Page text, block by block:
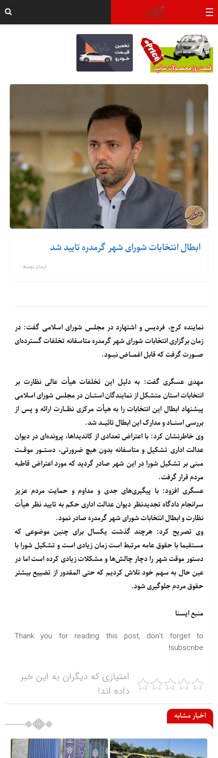
ابطال انتخابات شورای شهر گرمدره تایید شد
ارسال توسط :
نماینده کرج، فردیس و اشتهارد در مجلس شورای اسلامی گفت: در
زمان برگزاری انتخابات شورای شهر گرمدره متاسفانه تخلفات گسترده‌ای
صـورت گرفت که قابل اغمـاض نبـود.
مهدی عسگری گفت: به دلیل این تخلفات هیأت عالی نظارت بر
انتخابات استان متشکل از نمایندگان استـان در مجلس شورای اسلامی
پیشنهاد ابطال این انتخابات را به هیأت مرکزی نظـارت ارائه‌ و پس از
بررسی اسنـاد و مدارک این ابطال تائیـد شد.
وی خاطرنشان کرد: با اعتراض تعدادی از کاندیداها، پرونده‌ای در دیوان
عدالت اداری تشکیل و متاسفانه بدون هیچ ضرورتی، دستـور موقـت
مبنی بر تشکیل شورا در این شهر صادر گردید که مورد اعتراض قاطبه
مردم قرار گرفت.
عسگری افزود: با پیگیری‌های جدی و مداوم و حمایت مردم عزیز
سرانجام دادگاه تجدیدنظر دیوان عدالت اداری حکم به تایید نظر هیأت
نظارت و ابطال انتخابات شورای شهر گرمدره صادر نمود.
وی تصریح کرد: هرچند گذشت یکسال برای چنین موضوعی که
مستقیما با حقوق عامه مرتبط است زمان زیادی است و تشکیل شورا با
دستور موقت شهر را دچار چالش‌ها و مشکلات زیادی کرده است اما در
عین حال به سهم خود تلاش کردیم که حتی المقدور از تضییع بیشتر
حقوق مردم جلوگیری شود.
منبعایسنا
Thank you for reading this post, don't forget to
subscribe!
امتیازی که دیگران به این خبر
داده اند!
اخبار مشابه